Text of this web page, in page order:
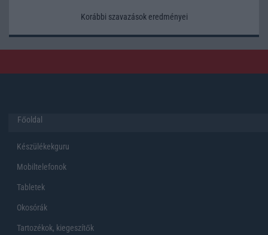
Korábbi szavazások eredményei
Főoldal
Készülékekguru
Mobiltelefonok
Tabletek
Okosórák
Tartozékok, kiegeszítők